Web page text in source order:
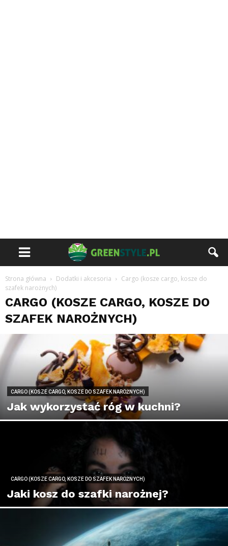
Strona główna Dodatki i akcesoria
Cargo (kosze cargo, kosze do
szafek narożnych)
CARGO (KOSZE CARGO, KOSZE DO
SZAFEK NAROŻNYCH)
CARGO (KOSZE CARGO, KOSZE DO SZAFEK NAROŻNYCH)
Jak wykorzystać róg w kuchni?
CARGO (KOSZE CARGO, KOSZE DO SZAFEK NAROŻNYCH)
Jaki kosz do szafki narożnej?